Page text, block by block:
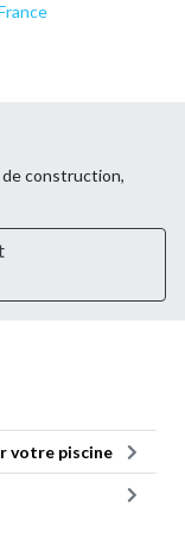
construction,
votre piscine